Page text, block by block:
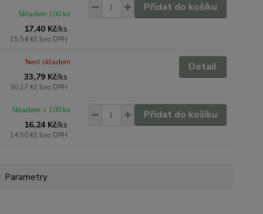
17,40 Kč/ks
15,54 Kč bez DPH
Skladem 100 ks
Přidat do košíku
33,79 Kč/ks
30,17 Kč bez DPH
Není skladem Detail
16,24 Kč/ks
14,50 Kč bez DPH
Skladem > 100 ks Přidat do košíku
Parametry